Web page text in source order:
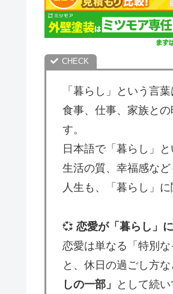
「暮らし」という言
食事、仕事、家族と
す。
日本語で「暮らし」
生活の質、幸福感な
人生も、「暮らし」
💞 恋愛が「暮らし」
恋愛は単なる「特別
と、休日の過ごし方な
しの一部」
として続い